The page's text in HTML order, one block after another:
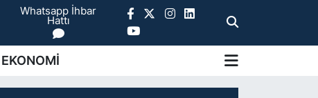
Whatsapp İhbar
Hattı
EKONOMİ